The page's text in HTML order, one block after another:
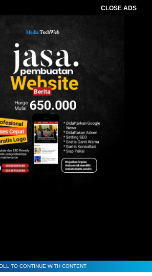
CLOSE ADS
TO CONTINUE WITH CONTENT